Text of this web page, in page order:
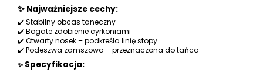
✨ Najważniejsze cechy:
✔️ Stabilny obcas taneczny
✔️ Bogate zdobienie cyrkoniami
✔️ Otwarty nosek – podkreśla linię stopy
✔️ Podeszwa zamszowa – przeznaczona do tańca
✨ Specyfikacja: